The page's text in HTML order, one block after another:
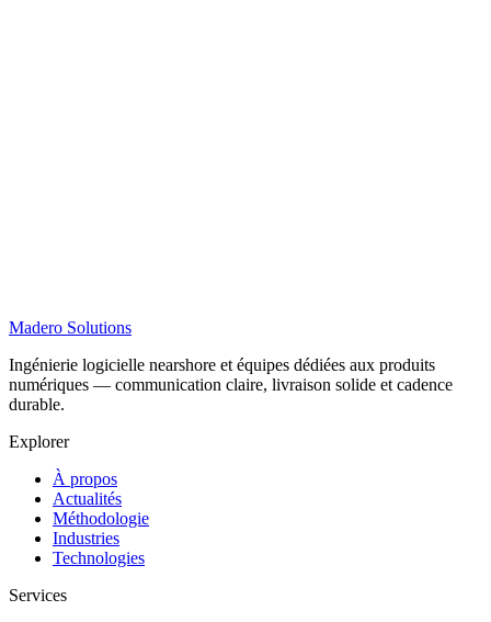
Madero Solutions
Ingénierie logicielle nearshore et équipes dédiées aux produits
numériques — communication claire, livraison solide et cadence
durable.
Explorer
À propos
Actualités
Méthodologie
Industries
Technologies
Services